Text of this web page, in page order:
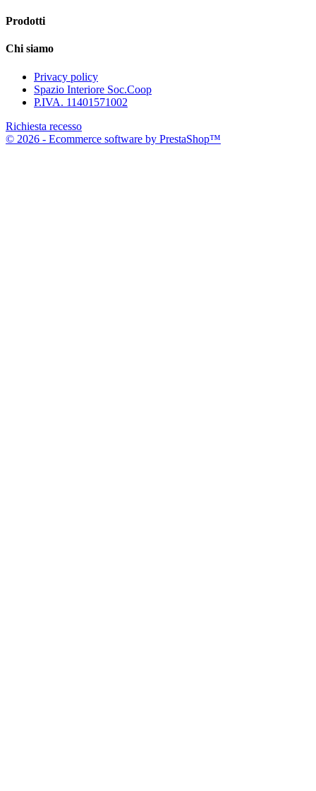
Prodotti
Chi siamo
Privacy policy
Spazio Interiore Soc.Coop
P.IVA. 11401571002
Richiesta recesso
© 2026 - Ecommerce software by PrestaShop™